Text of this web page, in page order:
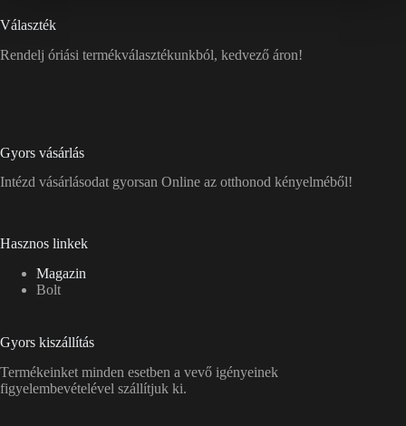
Választék
Rendelj óriási termékválasztékunkból, kedvező áron!
Gyors vásárlás
Intézd vásárlásodat gyorsan Online az otthonod kényelméből!
Hasznos linkek
Magazin
Bolt
Gyors kiszállítás
Termékeinket minden esetben a vevő igényeinek
figyelembevételével szállítjuk ki.